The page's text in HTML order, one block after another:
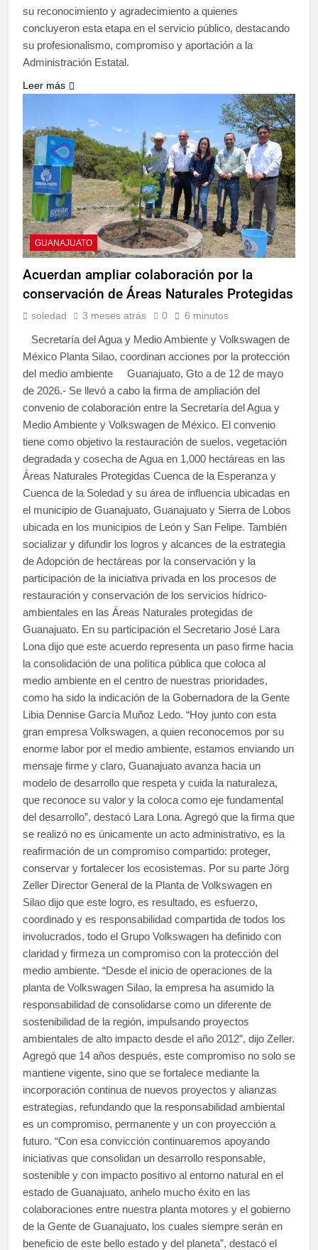
su reconocimiento y agradecimiento a quienes
concluyeron esta etapa en el servicio público, destacando
su profesionalismo, compromiso y aportación a la
Administración Estatal.
Leer más
GUANAJUATO
Acuerdan ampliar colaboración por la
conservación de Áreas Naturales Protegidas
soledad 3 meses atrás 0 6 minutos
Secretaría del Agua y Medio Ambiente y Volkswagen de
México Planta Silao, coordinan acciones por la protección
del medio ambiente Guanajuato, Gto a de 12 de mayo
de 2026.- Se llevó a cabo la firma de ampliación del
convenio de colaboración entre la Secretaría del Agua y
Medio Ambiente y Volkswagen de México. El convenio
tiene como objetivo la restauración de suelos, vegetación
degradada y cosecha de Agua en 1,000 hectáreas en las
Áreas Naturales Protegidas Cuenca de la Esperanza y
Cuenca de la Soledad y su área de influencia ubicadas en
el municipio de Guanajuato, Guanajuato y Sierra de Lobos
ubicada en los municipios de León y San Felipe. También
socializar y difundir los logros y alcances de la estrategia
de Adopción de hectáreas por la conservación y la
participación de la iniciativa privada en los procesos de
restauración y conservación de los servicios hídrico-
ambientales en las Áreas Naturales protegidas de
Guanajuato. En su participación el Secretario José Lara
Lona dijo que este acuerdo representa un paso firme hacia
la consolidación de una política pública que coloca al
medio ambiente en el centro de nuestras prioridades,
como ha sido la indicación de la Gobernadora de la Gente
Libia Dennise García Muñoz Ledo. “Hoy junto con esta
gran empresa Volkswagen, a quien reconocemos por su
enorme labor por el medio ambiente, estamos enviando un
mensaje firme y claro, Guanajuato avanza hacia un
modelo de desarrollo que respeta y cuida la naturaleza,
que reconoce su valor y la coloca como eje fundamental
del desarrollo”, destacó Lara Lona. Agregó que la firma que
se realizó no es únicamente un acto administrativo, es la
reafirmación de un compromiso compartido: proteger,
conservar y fortalecer los ecosistemas. Por su parte Jörg
Zeller Director General de la Planta de Volkswagen en
Silao dijo que este logro, es resultado, es esfuerzo,
coordinado y es responsabilidad compartida de todos los
involucrados, todo el Grupo Volkswagen ha definido con
claridad y firmeza un compromiso con la protección del
medio ambiente. “Desde el inicio de operaciones de la
planta de Volkswagen Silao, la empresa ha asumido la
responsabilidad de consolidarse como un diferente de
sostenibilidad de la región, impulsando proyectos
ambientales de alto impacto desde el año 2012”, dijo Zeller.
Agregó que 14 años después, este compromiso no solo se
mantiene vigente, sino que se fortalece mediante la
incorporación continua de nuevos proyectos y alianzas
estrategias, refundando que la responsabilidad ambiental
es un compromiso, permanente y un con proyección a
futuro. “Con esa convicción continuaremos apoyando
iniciativas que consolidan un desarrollo responsable,
sostenible y con impacto positivo al entorno natural en el
estado de Guanajuato, anhelo mucho éxito en las
colaboraciones entre nuestra planta motores y el gobierno
de la Gente de Guanajuato, los cuales siempre serán en
beneficio de este bello estado y del planeta”, destacó el